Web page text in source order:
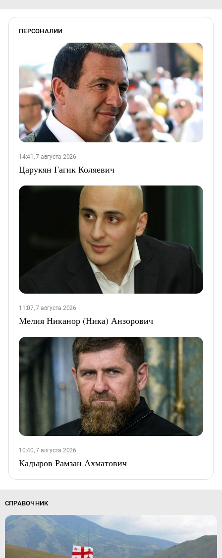
ПЕРСОНАЛИИ
14:41, 7 августа 2026
Царукян Гагик Коляевич
11:07, 7 августа 2026
Мелия Никанор (Ника) Анзорович
10:40, 7 августа 2026
Кадыров Рамзан Ахматович
СПРАВОЧНИК